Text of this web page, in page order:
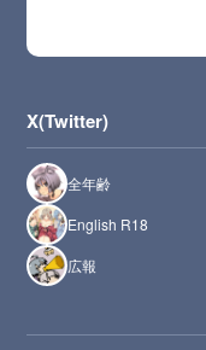
X(Twitter)
全年齢
English R18
広報